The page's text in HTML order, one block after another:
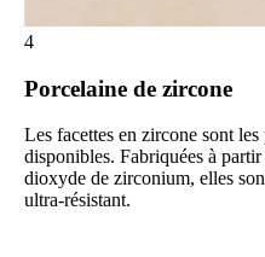
4
Porcelaine de zircone
Les facettes en zircone sont
disponibles. Fabriquées à
dioxyde de zirconium, elles
ultra-résistant.